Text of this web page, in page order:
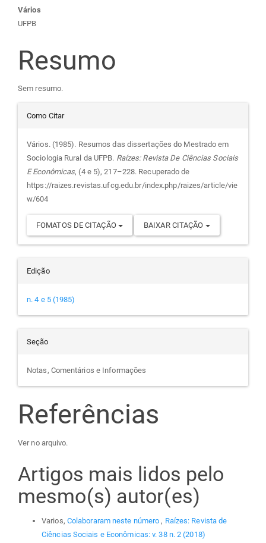
Conteúdo
do
artigo
principal
Vários
UFPB
Resumo
Sem resumo.
Detalhes
do
artigo
Como Citar
Vários. (1985). Resumos das dissertações do Mestrado em
Sociologia Rural da UFPB. Raízes: Revista De Ciências Sociais
E Econômicas, (4 e 5), 217–228. Recuperado de
https://raizes.revistas.ufcg.edu.br/index.php/raizes/article/vie
w/604
FOMATOS DE CITAÇÃO BAIXAR CITAÇÃO
Edição
n. 4 e 5 (1985)
Seção
Notas, Comentários e Informações
Referências
Ver no arquivo.
Artigos mais lidos pelo
mesmo(s) autor(es)
Varios, Colaboraram neste número, Raízes: Revista de
Ciências Sociais e Econômicas: v. 38 n. 2 (2018)